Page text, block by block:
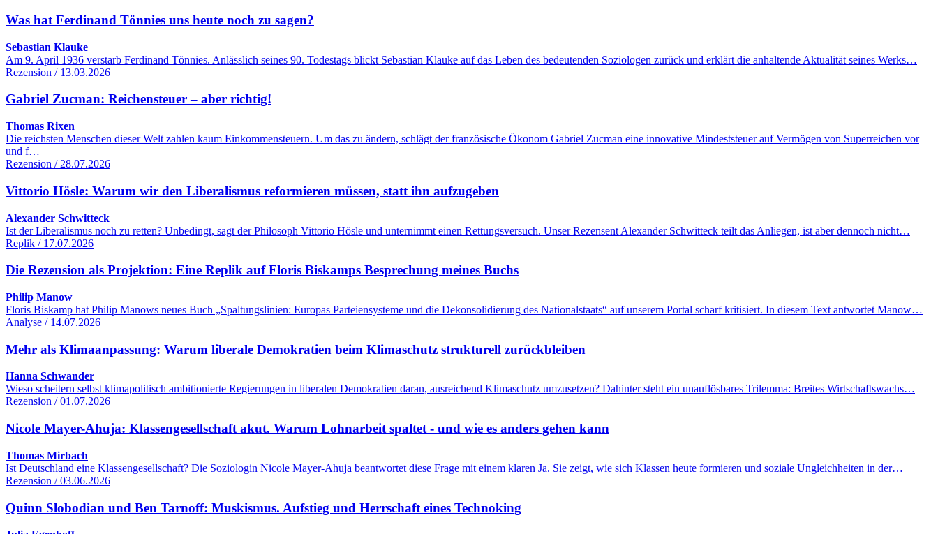
Was hat Ferdinand Tönnies uns heute noch zu sagen?
Sebastian Klauke
Am 9. April 1936 verstarb Ferdinand Tönnies. Anlässlich seines 90. Todestags blickt Sebastian Klauke auf das Leben des bedeutenden Soziologen zurück und erklärt die anhaltende Aktualität seines Werks…
Rezension / 13.03.2026
Gabriel Zucman: Reichensteuer – aber richtig!
Thomas Rixen
Die reichsten Menschen dieser Welt zahlen kaum Einkommensteuern. Um das zu ändern, schlägt der französische Ökonom Gabriel Zucman eine innovative Mindeststeuer auf Vermögen von Superreichen vor
und f…
Rezension / 28.07.2026
Vittorio Hösle: Warum wir den Liberalismus reformieren müssen, statt ihn aufzugeben
Alexander Schwitteck
Ist der Liberalismus noch zu retten? Unbedingt, sagt der Philosoph Vittorio Hösle und unternimmt einen Rettungsversuch. Unser Rezensent Alexander Schwitteck teilt das Anliegen, ist aber dennoch nicht…
Replik / 17.07.2026
Die Rezension als Projektion: Eine Replik auf Floris Biskamps Besprechung meines Buchs
Philip Manow
Floris Biskamp hat Philip Manows neues Buch „Spaltungslinien: Europas Parteiensysteme und die Dekonsolidierung des Nationalstaats“ auf unserem Portal scharf kritisiert. In diesem Text antwortet Manow…
Analyse / 14.07.2026
Mehr als Klimaanpassung: Warum liberale Demokratien beim Klimaschutz strukturell zurückbleiben
Hanna Schwander
Wieso scheitern selbst klimapolitisch ambitionierte Regierungen in liberalen Demokratien daran, ausreichend Klimaschutz umzusetzen? Dahinter steht ein unauflösbares Trilemma: Breites Wirtschaftswachs…
Rezension / 01.07.2026
Nicole Mayer-Ahuja: Klassengesellschaft akut. Warum Lohnarbeit spaltet - und wie es anders gehen kann
Thomas Mirbach
Ist Deutschland eine Klassengesellschaft? Die Soziologin Nicole Mayer-Ahuja beantwortet diese Frage mit einem klaren Ja. Sie zeigt, wie sich Klassen heute formieren und soziale Ungleichheiten in der…
Rezension / 03.06.2026
Quinn Slobodian und Ben Tarnoff: Muskismus. Aufstieg und Herrschaft eines Technoking